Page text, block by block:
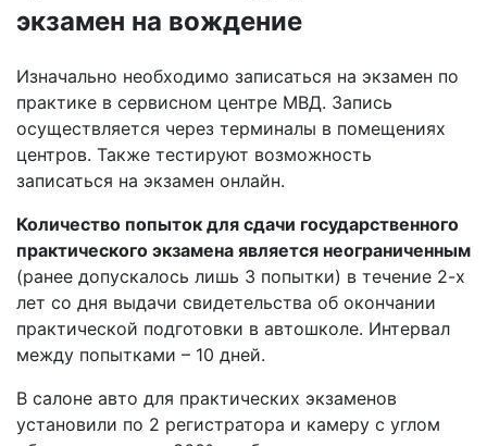
экзамен на вождение
Изначально необходимо записаться на экзамен по
практике в сервисном центре МВД. Запись
осуществляется через терминалы в помещениях
центров. Также тестируют возможность
записаться на экзамен онлайн.
Количество попыток для сдачи государственного
практического экзамена является неограниченным
(ранее допускалось лишь 3 попытки) в течение 2-х
лет со дня выдачи свидетельства об окончании
практической подготовки в автошколе. Интервал
между попытками – 10 дней.
В салоне авто для практических экзаменов
установили по 2 регистратора и камеру с углом